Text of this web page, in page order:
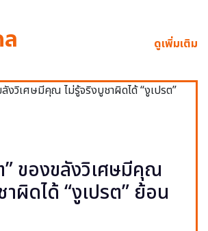
ดูเพิ่มเติม
” ของขลังวิเศษมีคุณ
าผิดได้ “งูเปรต” ย้อน